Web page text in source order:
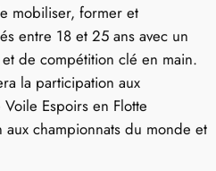
mobiliser, former et
entre 18 et 25 ans avec un
de compétition clé en main.
la participation aux
Espoirs en Flotte
championnats du monde et